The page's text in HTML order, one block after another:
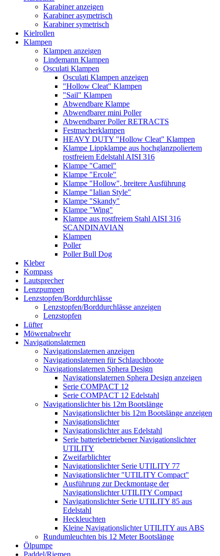
Karabiner anzeigen
Karabiner asymetrisch
Karabiner symetrisch
Kielrollen
Klampen
Klampen anzeigen
Lindemann Klampen
Osculati Klampen
Osculati Klampen anzeigen
"Hollow Cleat" Klampen
"Sail" Klampen
Abwendbare Klampe
Abwendbarer mini Poller
Abwendbarer Poller RETRACTS
Festmacherklampen
HEAVY DUTY "Hollow Cleat" Klampen
Klampe Lippklampe aus hochglanzpoliertem
rostfreiem Edelstahl AISI 316
Klampe "Camel"
Klampe "Ercole"
Klampe "Hollow", breitere Ausführung
Klampe "Ialian Style"
Klampe "Skandy"
Klampe "Wing"
Klampe aus rostfreiem Stahl AISI 316
SCANDINAVIAN
Klampen
Poller
Poller Bull Dog
Kleber
Kompass
Lautsprecher
Lenzpumpen
Lenzstopfen/Borddurchlässe
Lenzstopfen/Borddurchlässe anzeigen
Lenzstopfen
Lüfter
Möwenabwehr
Navigationslaternen
Navigationslaternen anzeigen
Navigationslaternen für Schlauchboote
Navigationslaternen Sphera Design
Navigationslaternen Sphera Design anzeigen
Serie COMPACT 12
Serie COMPACT 12 Edelstahl
Navigationslichter bis 12m Bootslänge
Navigationslichter bis 12m Bootslänge anzeigen
Navigationslichter
Navigationslichter aus Edelstahl
Serie batteriebetriebener Navigationslichter
UTILITY
Zweifarblichter
Navigationslichter Serie UTILITY 77
Navigationslichter "UTILITY Compact"
Ausführung zur Deckmontage der
Navigationslichter UTILITY Compact
Navigationslichter Serie UTILITY 85 aus
Edelstahl
Heckleuchten
Kleine Navigationslichter UTILITY aus ABS
Rundumleuchten bis 12 Meter Bootslänge
Ölpumpe
Paddel/Riemen